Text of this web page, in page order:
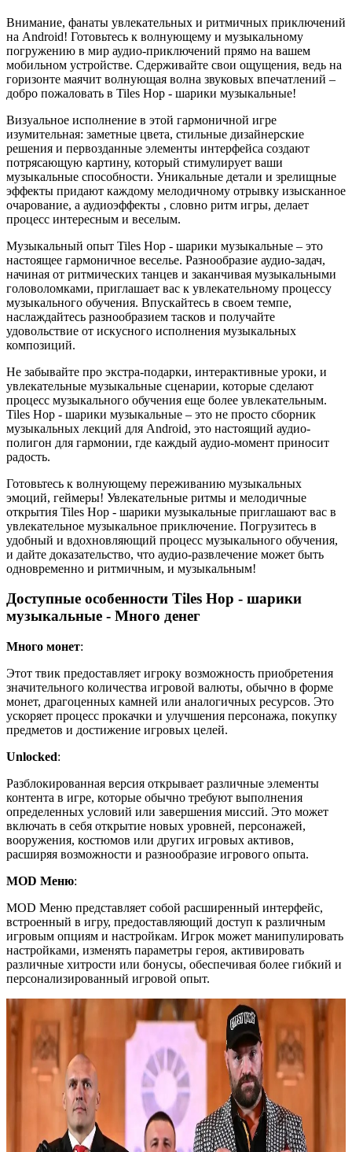
Внимание, фанаты увлекательных и ритмичных приключений
на Android! Готовьтесь к волнующему и музыкальному
погружению в мир аудио-приключений прямо на вашем
мобильном устройстве. Сдерживайте свои ощущения, ведь на
горизонте маячит волнующая волна звуковых впечатлений –
добро пожаловать в Tiles Hop - шарики музыкальные!
Визуальное исполнение в этой гармоничной игре
изумительная: заметные цвета, стильные дизайнерские
решения и первозданные элементы интерфейса создают
потрясающую картину, который стимулирует ваши
музыкальные способности. Уникальные детали и зрелищные
эффекты придают каждому мелодичному отрывку изысканное
очарование, а аудиоэффекты , словно ритм игры, делает
процесс интересным и веселым.
Музыкальный опыт Tiles Hop - шарики музыкальные – это
настоящее гармоничное веселье. Разнообразие аудио-задач,
начиная от ритмических танцев и заканчивая музыкальными
головоломками, приглашает вас к увлекательному процессу
музыкального обучения. Впускайтесь в своем темпе,
наслаждайтесь разнообразием тасков и получайте
удовольствие от искусного исполнения музыкальных
композиций.
Не забывайте про экстра-подарки, интерактивные уроки, и
увлекательные музыкальные сценарии, которые сделают
процесс музыкального обучения еще более увлекательным.
Tiles Hop - шарики музыкальные – это не просто сборник
музыкальных лекций для Android, это настоящий аудио-
полигон для гармонии, где каждый аудио-момент приносит
радость.
Готовьтесь к волнующему переживанию музыкальных
эмоций, геймеры! Увлекательные ритмы и мелодичные
открытия Tiles Hop - шарики музыкальные приглашают вас в
увлекательное музыкальное приключение. Погрузитесь в
удобный и вдохновляющий процесс музыкального обучения,
и дайте доказательство, что аудио-развлечение может быть
одновременно и ритмичным, и музыкальным!
Доступные особенности Tiles Hop - шарики
музыкальные - Много денег
Много монет:
Этот твик предоставляет игроку возможность приобретения
значительного количества игровой валюты, обычно в форме
монет, драгоценных камней или аналогичных ресурсов. Это
ускоряет процесс прокачки и улучшения персонажа, покупку
предметов и достижение игровых целей.
Unlocked:
Разблокированная версия открывает различные элементы
контента в игре, которые обычно требуют выполнения
определенных условий или завершения миссий. Это может
включать в себя открытие новых уровней, персонажей,
вооружения, костюмов или других игровых активов,
расширяя возможности и разнообразие игрового опыта.
MOD Меню:
MOD Меню представляет собой расширенный интерфейс,
встроенный в игру, предоставляющий доступ к различным
игровым опциям и настройкам. Игрок может манипулировать
настройками, изменять параметры героя, активировать
различные хитрости или бонусы, обеспечивая более гибкий и
персонализированный игровой опыт.